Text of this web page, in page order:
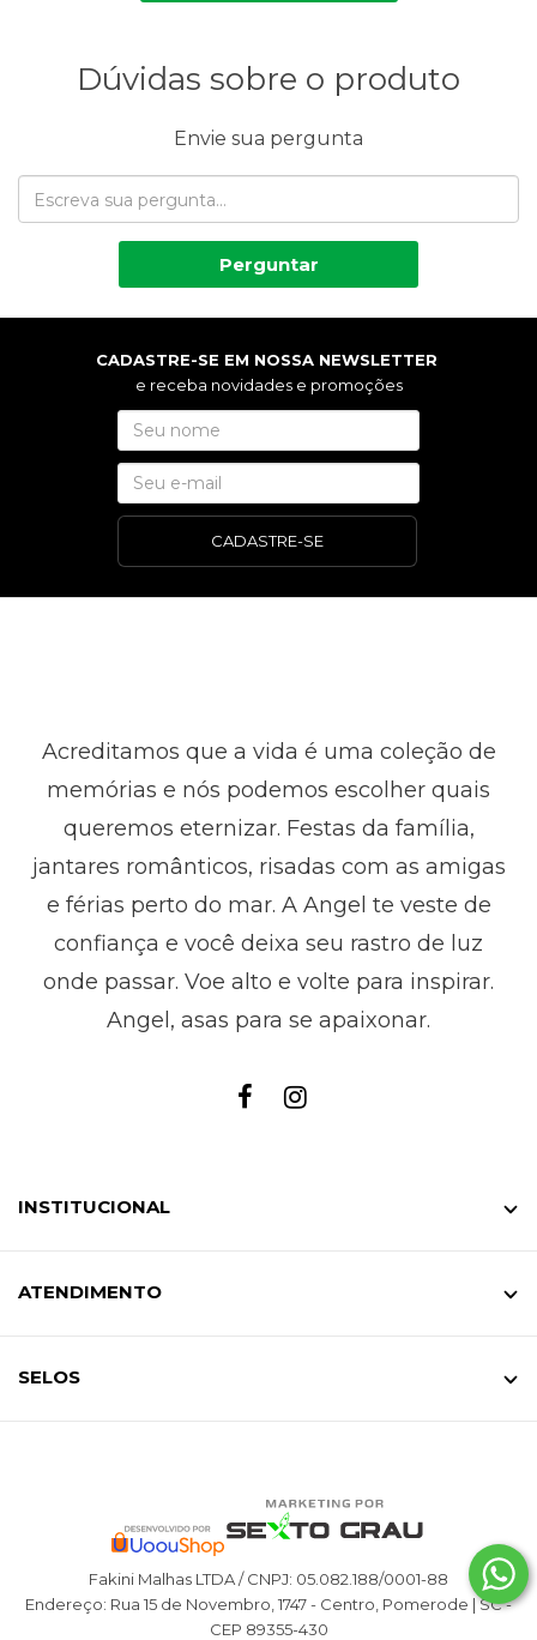
Dúvidas sobre o produto
Envie sua pergunta
Perguntar
CADASTRE-SE EM NOSSA NEWSLETTER
e receba novidades e promoções
CADASTRE-SE
Acreditamos que a vida é uma coleção de
memórias e nós podemos escolher quais
queremos eternizar. Festas da família,
jantares românticos, risadas com as amigas
e férias perto do mar. A Angel te veste de
confiança e você deixa seu rastro de luz
onde passar. Voe alto e volte para inspirar.
Angel, asas para se apaixonar.
INSTITUCIONAL
ATENDIMENTO
SELOS
Fakini Malhas LTDA / CNPJ: 05.082.188/0001-88
Endereço: Rua 15 de Novembro, 1747 - Centro, Pomerode | SC -
CEP 89355-430